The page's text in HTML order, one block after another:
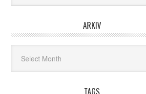
ARKIV
TAGS